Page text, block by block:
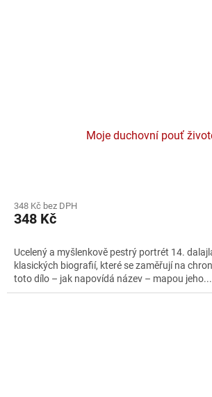
Moje duchovní pouť
348 Kč bez DPH
348 Kč
Ucelený a myšlenkově pestrý portrét 14.
klasických biografií, které se zaměřují na
toto dílo – jak napovídá název – mapou jeho...